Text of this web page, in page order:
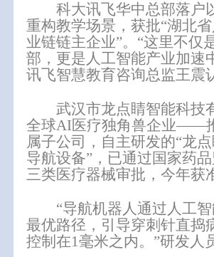
科大讯飞华中总部落户
重构教学场景，获批“湖北
业链链主企业”。“这里不仅
部，更是人工智能产业加速
讯飞智慧教育咨询总监王震
武汉市龙点睛智能科技
全球AI医疗独角兽企业——
属子公司，自主研发的“龙
导航设备”，已通过国家药
三类医疗器械审批，今年获
“导航机器人通过人工
最优路径，引导穿刺针直捣
控制在1毫米之内。”研发人